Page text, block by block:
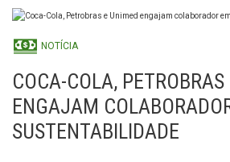
NOTÍCIA
COCA-COLA,
ENGAJAM
SUSTENTABILIDADE